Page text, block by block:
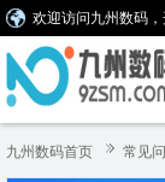
欢迎访问九州数码
九州数码首页 常见